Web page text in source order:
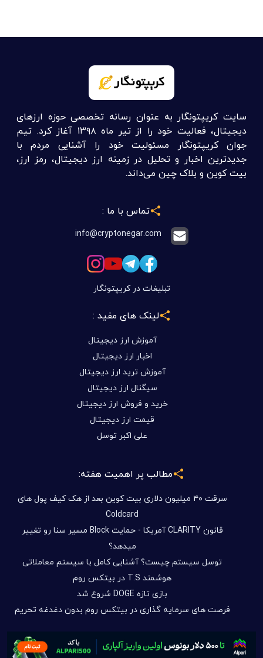
سایت کریپتونگار به عنوان رسانه تخصصی حوزه ارزهای
دیجیتال، فعالیت خود را از تیر ماه ۱۳۹۸ آغاز کرد. تیم
جوان کریپتونگار مسئولیت خود را آشنایی مردم با
جدیدترین اخبار و تحلیل در زمینه ارز دیجیتال، رمز ارز،
بیت کوین و بلاک چین می‌داند.
تماس با ما :
info@cryptonegar.com
تبلیغات در کریپتونگار
لینک های مفید :
آموزش ارز دیجیتال
اخبار ارز دیجیتال
آموزش ترید ارز دیجیتال
سیگنال ارز دیجیتال
خرید و فروش ارز دیجیتال
قیمت ارز دیجیتال
علی اکبر توسل
مطالب پر اهمیت هفته:
سرقت ۴۰ میلیون دلاری بیت کوین بعد از هک کیف پول های
Coldcard
قانون CLARITY آمریکا - حمایت Block مسیر سنا رو تغییر
میدهد؟
توسل سیستم چیست؟ آشنایی کامل با سیستم معاملاتی
هوشمند T.S در بیتکس روم
بازی تازه DOGE شروع شد
فرصت های سرمایه گذاری در بیتکس روم بدون دغدغه تحریم